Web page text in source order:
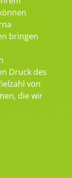
bringen
Druck des
von
die wir